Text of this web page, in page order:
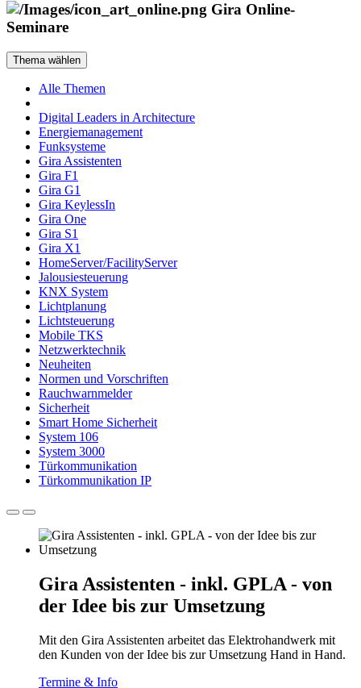
Gira Online-
Seminare
Thema wählen
Alle Themen
Digital Leaders in Architecture
Energiemanagement
Funksysteme
Gira Assistenten
Gira F1
Gira G1
Gira KeylessIn
Gira One
Gira S1
Gira X1
HomeServer/FacilityServer
Jalousiesteuerung
KNX System
Lichtplanung
Lichtsteuerung
Mobile TKS
Netzwerktechnik
Neuheiten
Normen und Vorschriften
Rauchwarnmelder
Sicherheit
Smart Home Sicherheit
System 106
System 3000
Türkommunikation
Türkommunikation IP
Gira Assistenten - inkl. GPLA - von
der Idee bis zur Umsetzung
Mit den Gira Assistenten arbeitet das Elektrohandwerk mit
den Kunden von der Idee bis zur Umsetzung Hand in Hand.
Termine & Info